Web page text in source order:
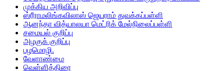
முக்கிய அறிவிப்பு
ஸ்ரீராமலிங்கவிலாஸ் ஜெயராம் துவக்கப்பள்ளி
ஆனந்தா வித்யாலயா மெட்ரிக் மேல்நிலைப்பள்ளி
சமையல் குறிப்பு
அழகுக் குறிப்பு
பழமொழி.
வேளாண்மை
வெள்ளித்திரை